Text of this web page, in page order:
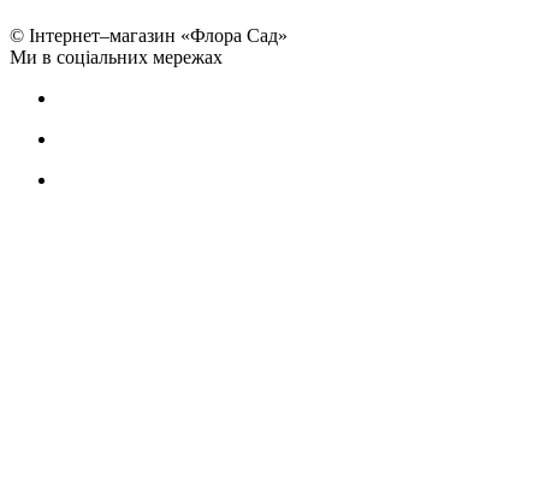
© Інтернет–магазин «Флора Сад»
Ми в соціальних мережах